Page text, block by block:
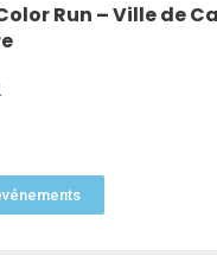
Run – Ville de